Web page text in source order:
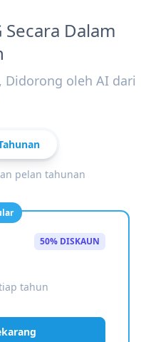
Dalam
Didorong oleh AI dari
pelan tahunan
50% DISKAUN
tahun